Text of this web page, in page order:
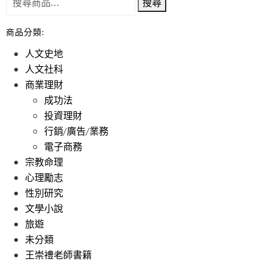
商品分類:
人文史地
人文社科
商業理財
成功法
投資理財
行銷/廣告/業務
電子商務
宗教命理
心理勵志
性別研究
文學小說
旅遊
未分類
王崇禮老師書籍